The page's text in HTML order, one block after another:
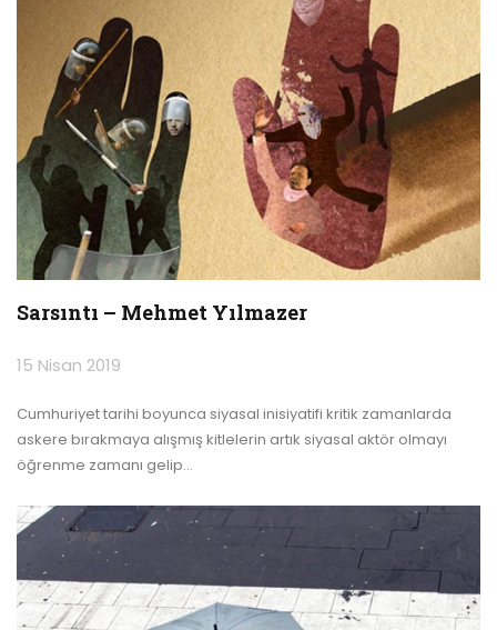
Sarsıntı – Mehmet Yılmazer
15 Nisan 2019
Cumhuriyet tarihi boyunca siyasal inisiyatifi kritik zamanlarda
askere bırakmaya alışmış kitlelerin artık siyasal aktör olmayı
öğrenme zamanı gelip…